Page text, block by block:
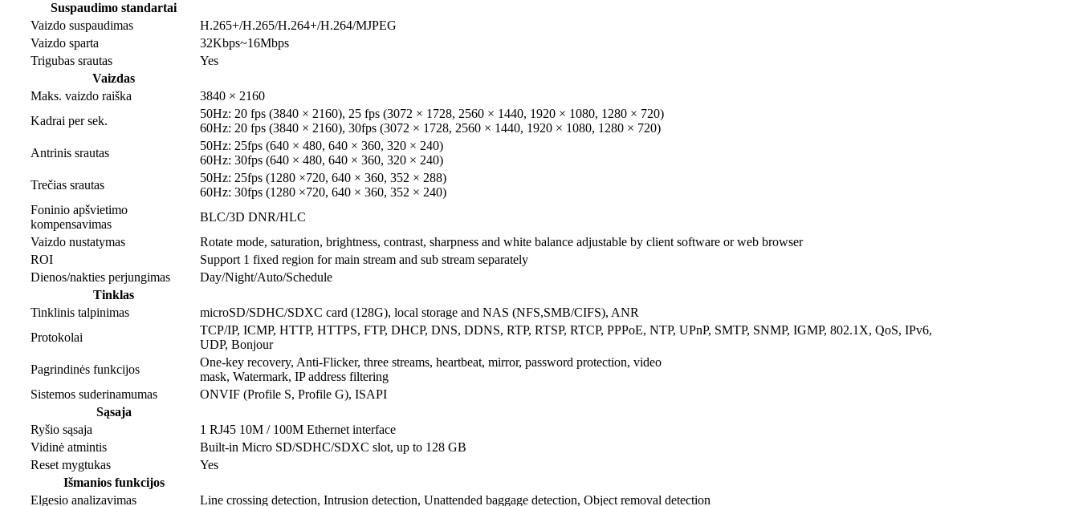
Suspaudimo standartai
Vaizdo suspaudimas
H.265+/H.265/H.264+/H.264/MJPEG
Vaizdo sparta
32Kbps~16Mbps
Trigubas srautas
Yes
Vaizdas
Maks. vaizdo raiška
3840 × 2160
Kadrai per sek.
50Hz: 20 fps (3840 × 2160), 25 fps (3072 × 1728, 2560 × 1440, 1920 × 1080, 1280 × 720)
60Hz: 20 fps (3840 × 2160), 30fps (3072 × 1728, 2560 × 1440, 1920 × 1080, 1280 × 720)
Antrinis srautas
50Hz: 25fps (640 × 480, 640 × 360, 320 × 240)
60Hz: 30fps (640 × 480, 640 × 360, 320 × 240)
Trečias srautas
50Hz: 25fps (1280 ×720, 640 × 360, 352 × 288)
60Hz: 30fps (1280 ×720, 640 × 360, 352 × 240)
Foninio apšvietimo
kompensavimas
BLC/3D DNR/HLC
Vaizdo nustatymas
Rotate mode, saturation, brightness, contrast, sharpness and white balance adjustable by client software or web browser
ROI
Support 1 fixed region for main stream and sub stream separately
Dienos/nakties perjungimas
Day/Night/Auto/Schedule
Tinklas
Tinklinis talpinimas
microSD/SDHC/SDXC card (128G), local storage and NAS (NFS,SMB/CIFS), ANR
Protokolai
TCP/IP, ICMP, HTTP, HTTPS, FTP, DHCP, DNS, DDNS, RTP, RTSP, RTCP, PPPoE, NTP, UPnP, SMTP, SNMP, IGMP, 802.1X, QoS, IPv6,
UDP, Bonjour
Pagrindinės funkcijos
One-key recovery, Anti-Flicker, three streams, heartbeat, mirror, password protection, video
mask, Watermark, IP address filtering
Sistemos suderinamumas
ONVIF (Profile S, Profile G), ISAPI
Sąsaja
Ryšio sąsaja
1 RJ45 10M / 100M Ethernet interface
Vidinė atmintis
Built-in Micro SD/SDHC/SDXC slot, up to 128 GB
Reset mygtukas
Yes
Išmanios funkcijos
Elgesio analizavimas
Line crossing detection, Intrusion detection, Unattended baggage detection, Object removal detection